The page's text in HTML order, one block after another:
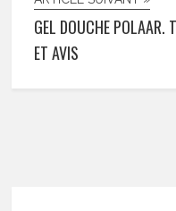
GEL DOUCHE POLAAR.
ET AVIS